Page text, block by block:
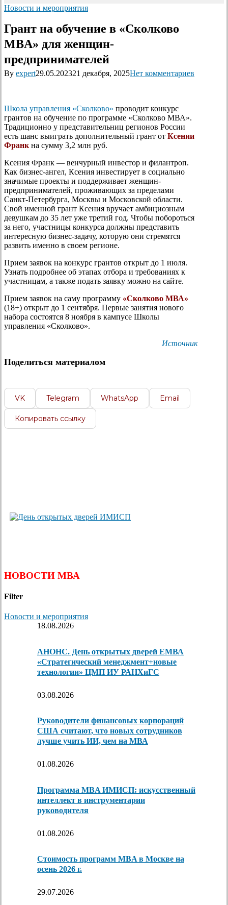
Новости и мероприятия
Грант на обучение в «Сколково
MBA» для женщин-
предпринимателей
By expert29.05.202321 декабря, 2025Нет комментариев
Школа управления «Сколково» проводит конкурс
грантов на обучение по программе «Сколково МВА».
Традиционно у представительниц регионов России
есть шанс выиграть дополнительный грант от Ксении
Франк на сумму 3,2 млн руб.
Ксения Франк — венчурный инвестор и филантроп.
Как бизнес-ангел, Ксения инвестирует в социально
значимые проекты и поддерживает женщин-
предпринимателей, проживающих за пределами
Санкт-Петербурга, Москвы и Московской области.
Свой именной грант Ксения вручает амбициозным
девушкам до 35 лет уже третий год. Чтобы побороться
за него, участницы конкурса должны представить
интересную бизнес-задачу, которую они стремятся
развить именно в своем регионе.
Прием заявок на конкурс грантов открыт до 1 июля.
Узнать подробнее об этапах отбора и требованиях к
участницам, а также подать заявку можно на сайте.
Прием заявок на саму программу «Сколково МВА»
(18+) открыт до 1 сентября. Первые занятия нового
набора состоятся 8 ноября в кампусе Школы
управления «Сколково».
Источник
Поделиться материалом
VK Telegram WhatsApp Email
Копировать ссылку
НОВОСТИ МВА
Filter
Новости и мероприятия
18.08.2026
АНОНС. День открытых дверей ЕМВА
«Стратегический менеджмент+новые
технологии» ЦМП ИУ РАНХиГС
03.08.2026
Руководители финансовых корпораций
США считают, что новых сотрудников
лучше учить ИИ, чем на МВА
01.08.2026
Программа MBA ИМИСП: искусственный
интеллект в инструментарии
руководителя
01.08.2026
Стоимость программ MBA в Москве на
осень 2026 г.
29.07.2026